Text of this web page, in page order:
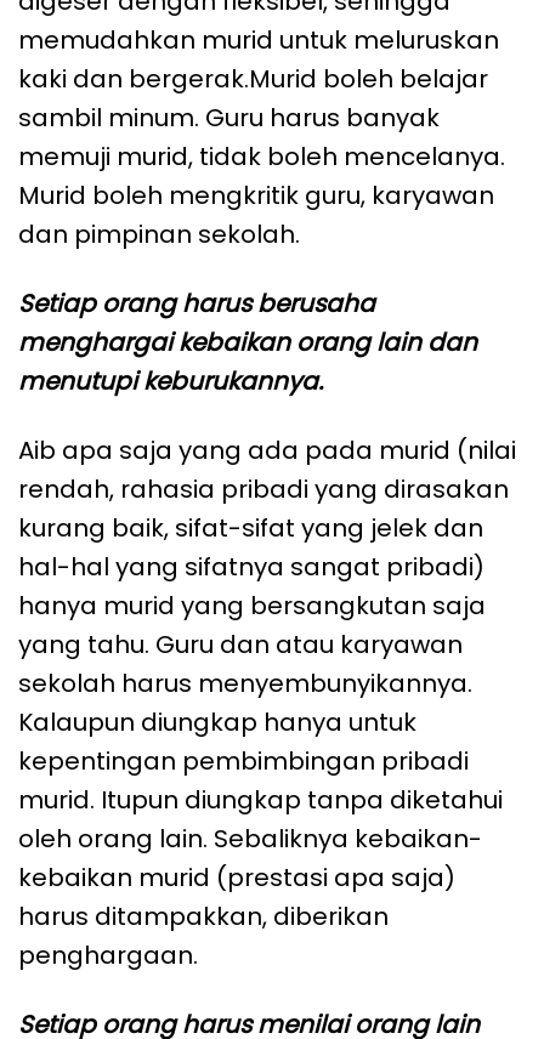
memudahkan murid untuk meluruskan
kaki dan bergerak.Murid boleh belajar
sambil minum. Guru harus banyak
memuji murid, tidak boleh mencelanya.
Murid boleh mengkritik guru, karyawan
dan pimpinan sekolah.
Setiap orang harus berusaha
menghargai kebaikan orang lain dan
menutupi keburukannya.
Aib apa saja yang ada pada murid (nilai
rendah, rahasia pribadi yang dirasakan
kurang baik, sifat-sifat yang jelek dan
hal-hal yang sifatnya sangat pribadi)
hanya murid yang bersangkutan saja
yang tahu. Guru dan atau karyawan
sekolah harus menyembunyikannya.
Kalaupun diungkap hanya untuk
kepentingan pembimbingan pribadi
murid. Itupun diungkap tanpa diketahui
oleh orang lain. Sebaliknya kebaikan-
kebaikan murid (prestasi apa saja)
harus ditampakkan, diberikan
penghargaan.
Setiap orang harus menilai orang lain